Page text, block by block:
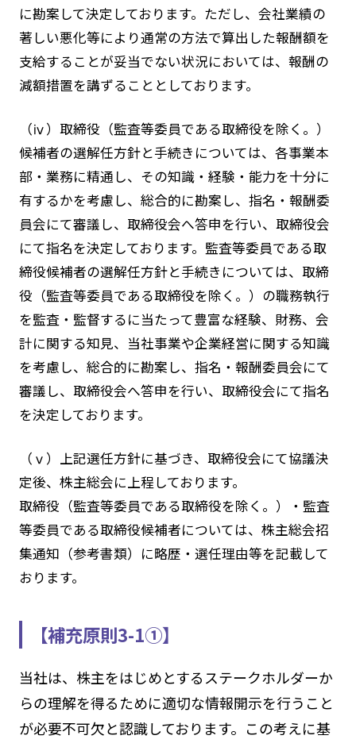
に勘案して決定しております。ただし、会社業績の
著しい悪化等により通常の方法で算出した報酬額を
支給することが妥当でない状況においては、報酬の
減額措置を講ずることとしております。
（ⅳ）取締役（監査等委員である取締役を除く。）
候補者の選解任方針と手続きについては、各事業本
部・業務に精通し、その知識・経験・能力を十分に
有するかを考慮し、総合的に勘案し、指名・報酬委
員会にて審議し、取締役会へ答申を行い、取締役会
にて指名を決定しております。監査等委員である取
締役候補者の選解任方針と手続きについては、取締
役（監査等委員である取締役を除く。）の職務執行
を監査・監督するに当たって豊富な経験、財務、会
計に関する知見、当社事業や企業経営に関する知識
を考慮し、総合的に勘案し、指名・報酬委員会にて
審議し、取締役会へ答申を行い、取締役会にて指名
を決定しております。
（ⅴ）上記選任方針に基づき、取締役会にて協議決
定後、株主総会に上程しております。
取締役（監査等委員である取締役を除く。）・監査
等委員である取締役候補者については、株主総会招
集通知（参考書類）に略歴・選任理由等を記載して
おります。
【補充原則3-1①】
当社は、株主をはじめとするステークホルダーか
らの理解を得るために適切な情報開示を行うこと
が必要不可欠と認識しております。この考えに基